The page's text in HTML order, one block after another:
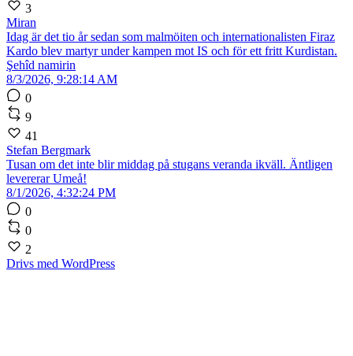
3
Miran
Idag är det tio år sedan som malmöiten och internationalisten Firaz
Kardo blev martyr under kampen mot IS och för ett fritt Kurdistan.
Şehîd namirin
8/3/2026, 9:28:14 AM
0
9
41
Stefan Bergmark
Tusan om det inte blir middag på stugans veranda ikväll. Äntligen
levererar Umeå!
8/1/2026, 4:32:24 PM
0
0
2
Drivs med WordPress